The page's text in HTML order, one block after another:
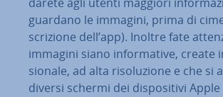
guardano le immagini, prima di
scri­zio­ne dell’app). Inoltre fate
immagini siano in­for­ma­ti­ve, create
sio­na­le, ad alta ri­so­lu­zio­ne e che si
diversi schermi dei di­spo­si­ti­vi Apple